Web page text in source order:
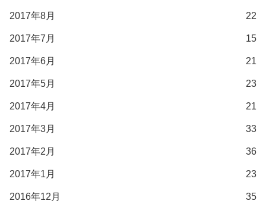
2017年8月 22
2017年7月 15
2017年6月 21
2017年5月 23
2017年4月 21
2017年3月 33
2017年2月 36
2017年1月 23
2016年12月 35